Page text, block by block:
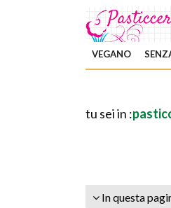
VEGANO
tu sei in :
In questa